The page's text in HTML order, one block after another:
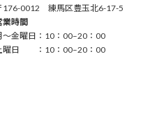
176-0012 練馬区豊玉北6-17-5
業時間
～金曜日：10：00–20：00
曜日 ：10：00–20：00